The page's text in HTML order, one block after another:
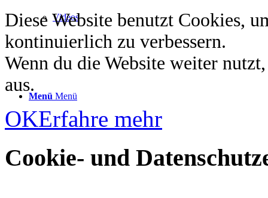
Videos
Menü Menü
Diese Website benutzt Cookies,
kontinuierlich zu verbessern.
Wenn du die Website weiter
aus.
OKErfahre mehr
Cookie- und